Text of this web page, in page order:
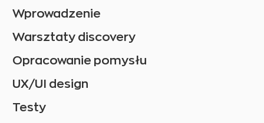
Wprowadzenie
Warsztaty discovery
Opracowanie pomysłu
UX/UI design
Testy